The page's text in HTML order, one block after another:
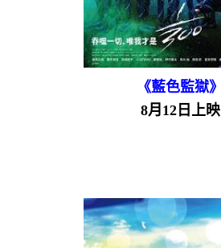
《藍色監獄》
8月12日上映